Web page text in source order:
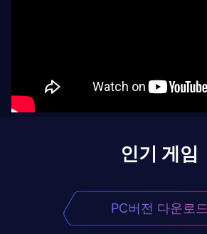
인기 게임
PC버전 다운로드